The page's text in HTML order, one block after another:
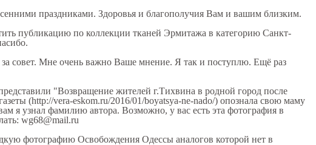
праздниками. Здоровья и благополучия Вам и вашим близким.
публикацию по коллекции тканей Эрмитажа в категорию Санкт-
совет. Мне очень важно Ваше мнение. Я так и поступлю. Ещё раз
"Возвращение жителей г.Тихвина в родной город после
(http://vera-eskom.ru/2016/01/boyatsya-ne-nado/) опознала свою маму
я узнал фамилию автора. Возможно, у вас есть эта фотография в
wg68@mail.ru
фотографию Освобождения Одессы аналогов которой нет в